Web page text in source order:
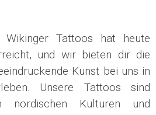
Wikinger Tattoos hat heute
und wir bieten dir die
Kunst bei uns in
Unsere Tattoos sind
nordischen Kulturen und